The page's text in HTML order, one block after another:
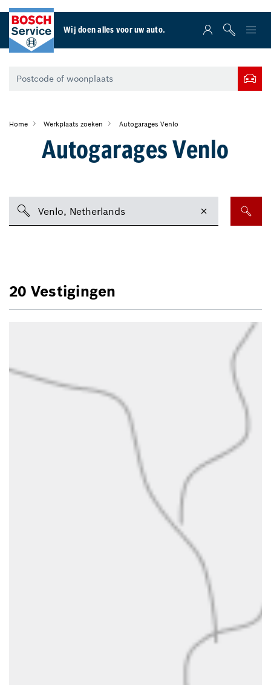
Wij doen alles voor uw auto.
Home Werkplaats zoeken Autogarages Venlo
Autogarages Venlo